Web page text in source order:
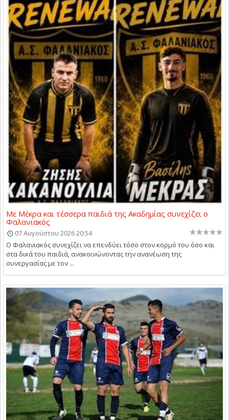
Με Μέκρα και τέσσερα παιδιά της Ακαδημίας συνεχίζει ο
Φαλανιακός
07 Αυγούστου 2026 20:54
Ο Φαλανιακός συνεχίζει να επενδύει τόσο στον κορμό του όσο και
στα δικά του παιδιά, ανακοινώνοντας την ανανέωση της
συνεργασίας με τον ...